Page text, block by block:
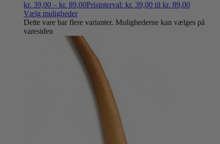
kr. 39,00 – kr. 89,00Prisinterval: kr. 39,00 til kr. 89,00
Vælg muligheder
Dette vare har flere varianter. Mulighederne kan vælges på
varesiden